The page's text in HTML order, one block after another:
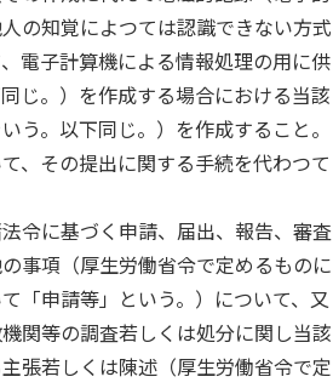
の知覚によつては認識できない方式
電子計算機による情報処理の用に供
じ。）を作成する場合における当該
う。以下同じ。）を作成すること。
、その提出に関する手続を代わつて
令に基づく申請、届出、報告、審査
事項（厚生労働省令で定めるものに
「申請等」という。）について、又
関等の調査若しくは処分に関し当該
張若しくは陳述（厚生労働省令で定